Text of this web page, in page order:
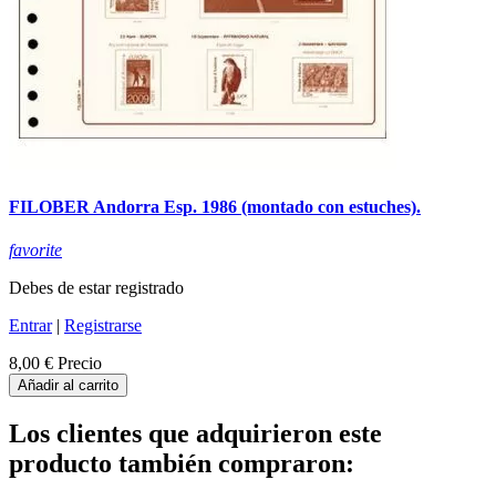
FILOBER Andorra Esp. 1986 (montado con estuches).
favorite
Debes de estar registrado
Entrar| Registrarse
8,00 € Precio
Añadir al carrito
Los clientes que adquirieron este
producto también compraron: